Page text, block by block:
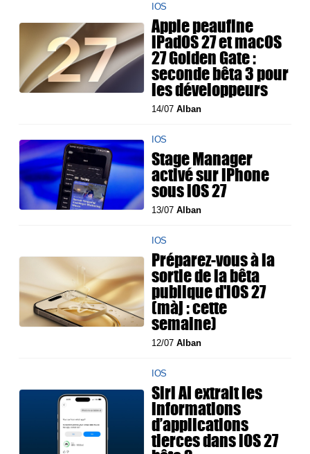
IOS
Apple peaufine
iPadOS 27 et macOS
27 Golden Gate :
seconde bêta 3 pour
les développeurs
14/07Alban
IOS
Stage Manager
activé sur iPhone
sous iOS 27
13/07Alban
IOS
Préparez-vous à la
sortie de la bêta
publique d'iOS 27
(màj : cette
semaine)
12/07Alban
IOS
Siri AI extrait les
informations
d’applications
tierces dans iOS 27